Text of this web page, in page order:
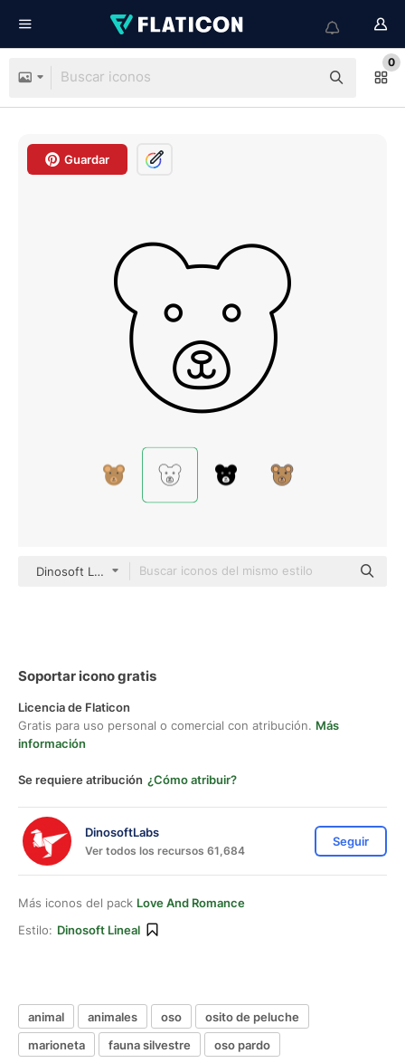
0
Guardar
Dinosoft Lineal
Soportar icono gratis
Licencia de Flaticon
Gratis para uso personal o comercial con atribución. Más
información
Se requiere atribución ¿Cómo atribuir?
DinosoftLabs
Ver todos los recursos 61,684
Seguir
Más iconos del pack Love And Romance
Estilo: Dinosoft Lineal
animal animales oso
osito de peluche
marioneta
fauna silvestre oso pardo